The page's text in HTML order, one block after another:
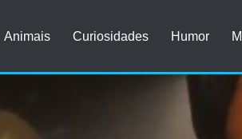
Animais Curiosidades Humor